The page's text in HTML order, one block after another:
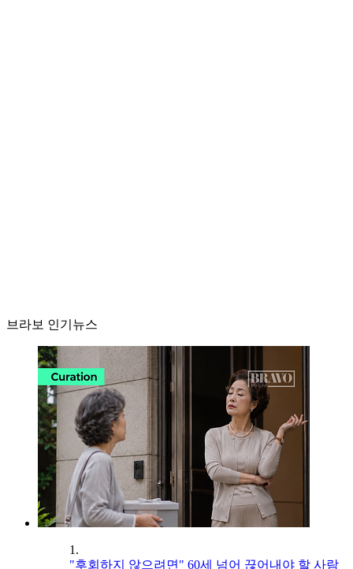
브라보 인기뉴스
1.
"후회하지 않으려면" 60세 넘어 끊어내야 할 사람